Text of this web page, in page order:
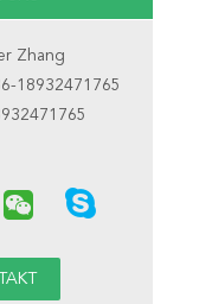
Zhang
18932471765